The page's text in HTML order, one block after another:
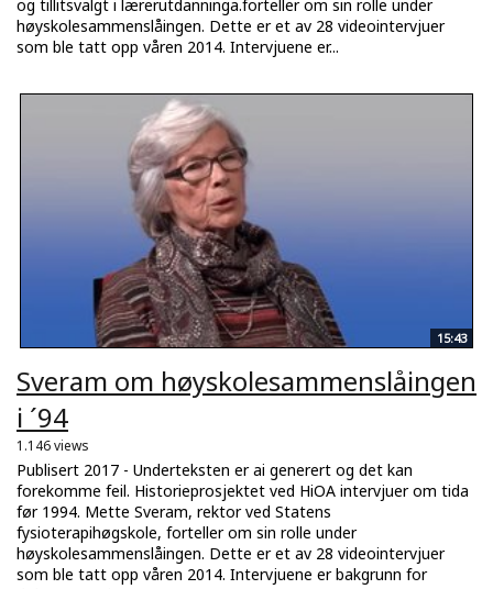
og tillitsvalgt i lærerutdanninga.forteller om sin rolle under
høyskolesammenslåingen. Dette er et av 28 videointervjuer
som ble tatt opp våren 2014. Intervjuene er...
15:43
Sveram om høyskolesammenslåingen
i ´94
1.146 views
Publisert 2017 - Underteksten er ai generert og det kan
forekomme feil. Historieprosjektet ved HiOA intervjuer om tida
før 1994. Mette Sveram, rektor ved Statens
fysioterapihøgskole, forteller om sin rolle under
høyskolesammenslåingen. Dette er et av 28 videointervjuer
som ble tatt opp våren 2014. Intervjuene er bakgrunn for